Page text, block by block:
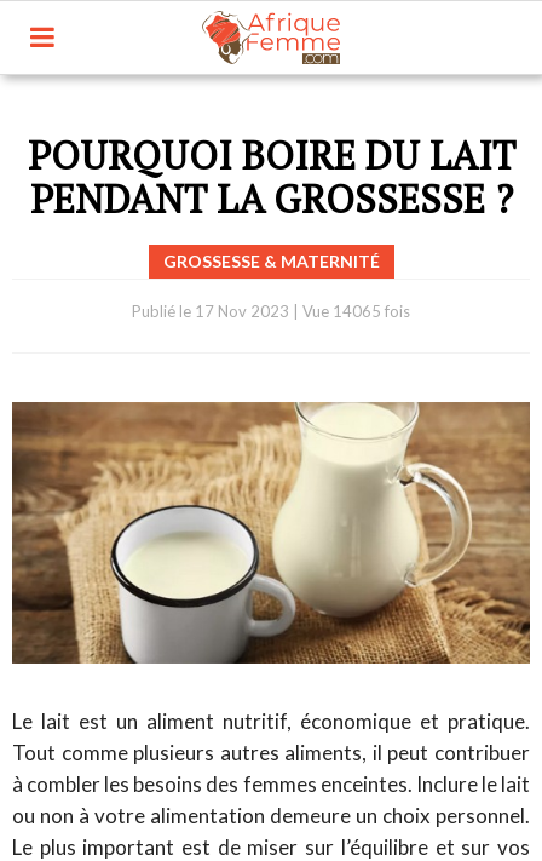
POURQUOI BOIRE DU LAIT
PENDANT LA GROSSESSE ?
GROSSESSE & MATERNITÉ
Publié le 17 Nov 2023 Vue 14065 fois
Le lait est un aliment nutritif, économique et pratique.
Tout comme plusieurs autres aliments, il peut contribuer
à combler les besoins des femmes enceintes. Inclure le lait
ou non à votre alimentation demeure un choix personnel.
Le plus important est de miser sur l’équilibre et sur vos